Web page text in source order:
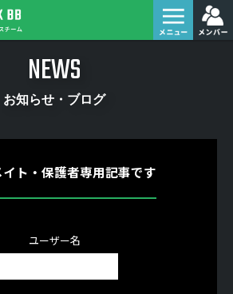
NEWS
お知らせ・ブログ
ト・保護者専用記事です
ユーザー名